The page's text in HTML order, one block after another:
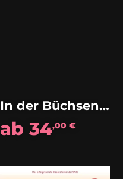
In der Büchsenmacherei (Polka)
ab 34,00 €